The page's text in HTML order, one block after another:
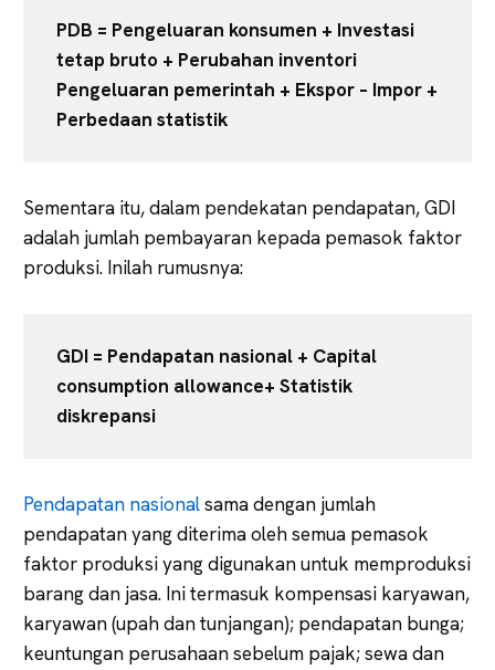
PDB = Pengeluaran konsumen + Investasi
tetap bruto + Perubahan inventori
Pengeluaran pemerintah + Ekspor – Impor +
Perbedaan statistik
Sementara itu, dalam pendekatan pendapatan, GDI
adalah jumlah pembayaran kepada pemasok faktor
produksi. Inilah rumusnya:
GDI = Pendapatan nasional + Capital
consumption allowance+ Statistik
diskrepansi
Pendapatan nasionalsama dengan jumlah
pendapatan yang diterima oleh semua pemasok
faktor produksi yang digunakan untuk memproduksi
barang dan jasa. Ini termasuk kompensasi karyawan,
karyawan (upah dan tunjangan); pendapatan bunga;
keuntungan perusahaan sebelum pajak; sewa dan